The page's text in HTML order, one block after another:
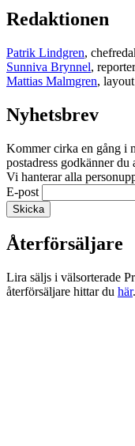
Redaktionen
Patrik Lindgren,
Sunniva Brynnel,
Mattias Malmgren,
Nyhetsbrev
Kommer cirka en gång i
postadress godkänner
Vi hanterar alla
E-post
Återförsäljare
Lira säljs i välsorterade
återförsäljare hittar du här.